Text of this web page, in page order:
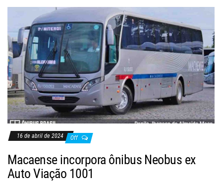
16 de abril de 2024 Off
Macaense incorpora ônibus Neobus ex
Auto Viação 1001